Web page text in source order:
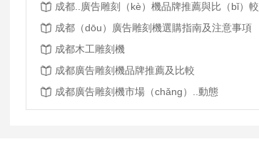
成都..廣告雕刻（kè）機品牌推薦與比（bǐ）較
成都（dōu）廣告雕刻機選購指南及注意事項
成都木工雕刻機
成都廣告雕刻機品牌推薦及比較
成都廣告雕刻機市場（chǎng）..動態